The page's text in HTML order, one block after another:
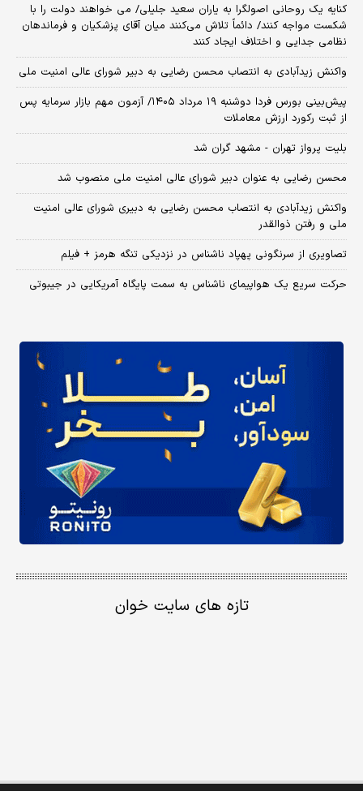
کنایه یک روحانی اصولگرا به یاران سعید جلیلی/ می خواهند دولت را با
شکست مواجه کنند/ دائماً تلاش می‌کنند میان آقای پزشکیان و فرماندهان
نظامی جدایی و اختلاف ایجاد کنند
واکنش زیدآبادی به انتصاب محسن رضایی به دبیر شورای عالی امنیت ملی
​پیش‌بینی بورس فردا دوشنبه ۱۹ مرداد ۱۴۰۵/ آزمون مهم بازار سرمایه پس
از ثبت رکورد ارزش معاملات
بلیت پرواز تهران - مشهد گران شد
محسن رضایی به عنوان دبیر شورای عالی امنیت ملی منصوب شد
واکنش زیدآبادی به انتصاب محسن رضایی به دبیری شورای عالی امنیت
ملی و رفتن ذوالقدر
تصاویری از سرنگونی پهپاد ناشناس در نزدیکی تنگه هرمز + فیلم
حرکت سریع یک هواپیمای ناشناس به سمت پایگاه آمریکایی در جیبوتی
تازه های سایت خوان